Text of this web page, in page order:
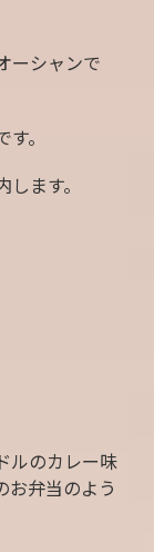
ーシャンで
。
ます。
ルのカレー味
お弁当のよう